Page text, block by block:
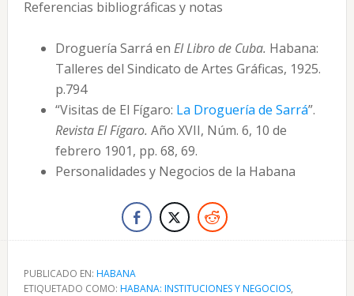
Referencias bibliográficas y notas
Droguería Sarrá en El Libro de Cuba. Habana:
Talleres del Sindicato de Artes Gráficas, 1925.
p.794
“Visitas de El Fígaro: La Droguería de Sarrá”.
Revista El Fígaro. Año XVII, Núm. 6, 10 de
febrero 1901, pp. 68, 69.
Personalidades y Negocios de la Habana
PUBLICADO EN: HABANA
ETIQUETADO COMO: HABANA: INSTITUCIONES Y NEGOCIOS,